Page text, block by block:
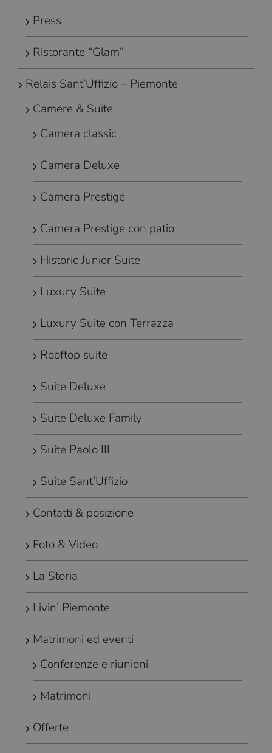
Press
Ristorante “Glam”
Relais Sant’Uffizio – Piemonte
Camere & Suite
Camera classic
Camera Deluxe
Camera Prestige
Camera Prestige con patio
Historic Junior Suite
Luxury Suite
Luxury Suite con Terrazza
Rooftop suite
Suite Deluxe
Suite Deluxe Family
Suite Paolo III
Suite Sant’Uffizio
Contatti & posizione
Foto & Video
La Storia
Livin’ Piemonte
Matrimoni ed eventi
Conferenze e riunioni
Matrimoni
Offerte